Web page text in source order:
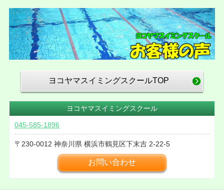
ヨコヤマスイミングスクールTOP
ヨコヤマスイミングスクール
045-585-1896
230-0012 神奈川県 横浜市鶴見区下末吉 2-22-5
お問い合わせ